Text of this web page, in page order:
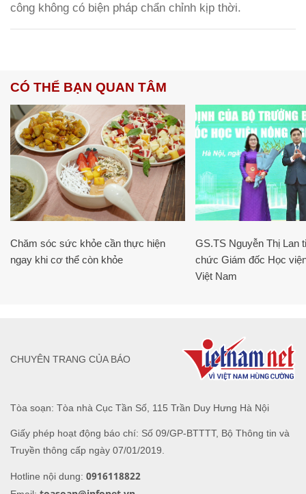
công không có biện pháp chẩn chỉnh kịp thời.
CÓ THỂ BẠN QUAN TÂM
Chăm sóc sức khỏe cần thực hiện
ngay khi cơ thể còn khỏe
GS.TS Nguyễn Thị Lan
chức Giám đốc Học
Việt Nam
Tòa soạn: Tòa nhà Cục Tần Số, 115 Trần Duy Hưng Hà Nội
Giấy phép hoạt động báo chí: Số 09/GP-BTTTT, Bộ Thông tin và
Truyền thông cấp ngày 07/01/2019.
Hotline nội dung: 0916118822
CHUYÊN TRANG CỦA BÁO